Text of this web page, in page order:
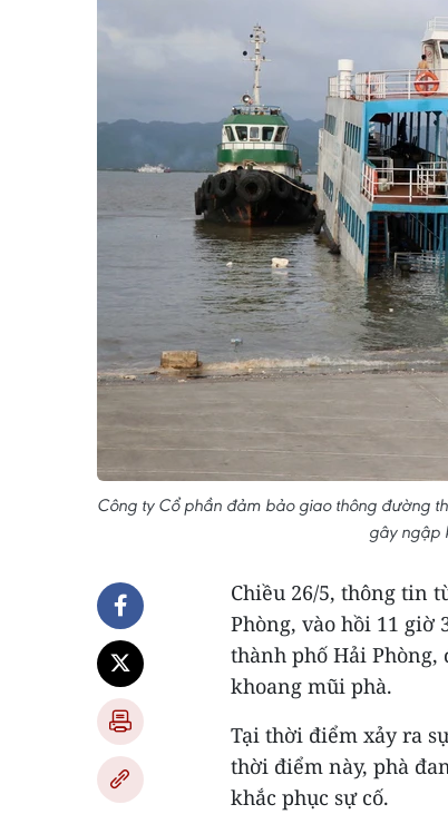
Công ty Cổ phần đảm bảo giao thông đường
gây ngập
Chiều 26/5, thông tin
Phòng, vào hồi 11 giờ
thành phố Hải Phòng,
khoang mũi phà.
Tại thời điểm xảy ra
thời điểm này, phà
khắc phục sự cố.